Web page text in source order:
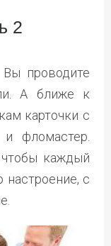
2
проводите
А ближе к
карточки с
и фломастер.
каждый
настроение, с